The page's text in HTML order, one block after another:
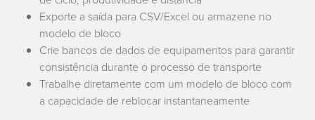
Exporte a saída para CSV/Excel ou armazene no
modelo de bloco
Crie bancos de dados de equipamentos para garantir
consistência durante o processo de transporte
Trabalhe diretamente com um modelo de bloco com
a capacidade de reblocar instantaneamente